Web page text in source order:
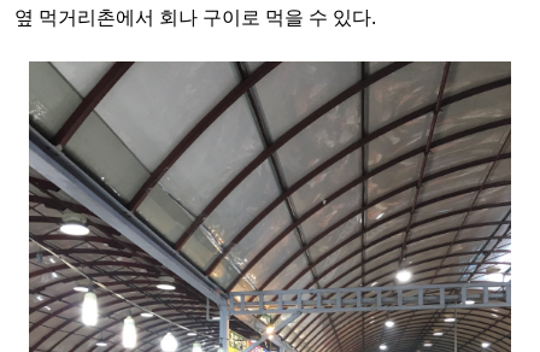
옆 먹거리촌에서 회나 구이로 먹을 수 있다.